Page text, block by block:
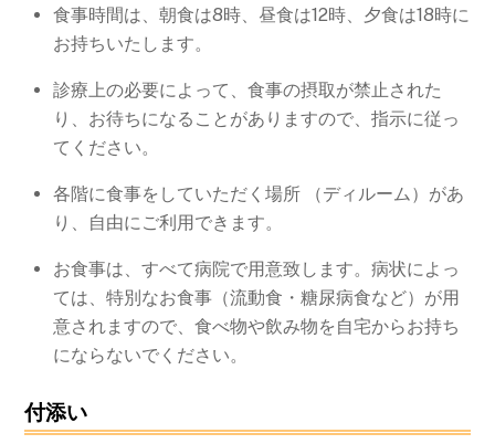
食事時間は、朝食は8時、昼食は12時、夕食は18時に
お持ちいたします。
診療上の必要によって、食事の摂取が禁止された
り、お待ちになることがありますので、指示に従っ
てください。
各階に食事をしていただく場所 （ディルーム）があ
り、自由にご利用できます。
お食事は、すべて病院で用意致します。病状によっ
ては、特別なお食事（流動食・糖尿病食など）が用
意されますので、食べ物や飲み物を自宅からお持ち
にならないでください。
付添い